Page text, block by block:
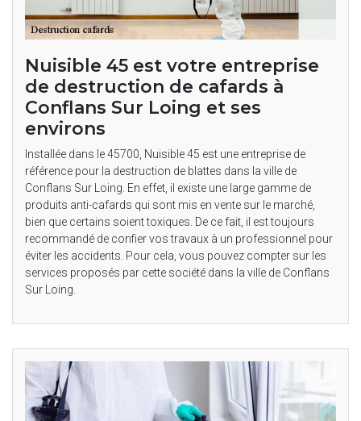
Nuisible 45 est votre entreprise
de destruction de cafards à
Conflans Sur Loing et ses
environs
Installée dans le 45700, Nuisible 45 est une entreprise de
référence pour la destruction de blattes dans la ville de
Conflans Sur Loing. En effet, il existe une large gamme de
produits anti-cafards qui sont mis en vente sur le marché,
bien que certains soient toxiques. De ce fait, il est toujours
recommandé de confier vos travaux à un professionnel pour
éviter les accidents. Pour cela, vous pouvez compter sur les
services proposés par cette société dans la ville de Conflans
Sur Loing.